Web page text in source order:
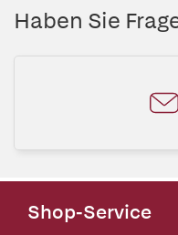
Haben Sie
Shop-Service